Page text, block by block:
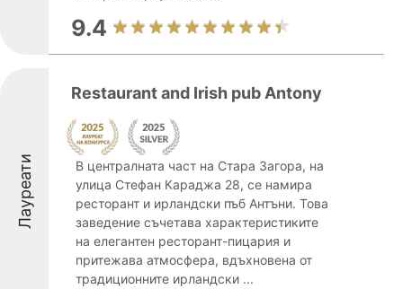
9.4
Лауреати
Restaurant and Irish pub Antony
В централната част на Стара Загора, на
улица Стефан Караджа 28, се намира
ресторант и ирландски пъб Антъни. Това
заведение съчетава характеристиките
на елегантен ресторант-пицария и
притежава атмосфера, вдъхновена от
традиционните ирландски ...